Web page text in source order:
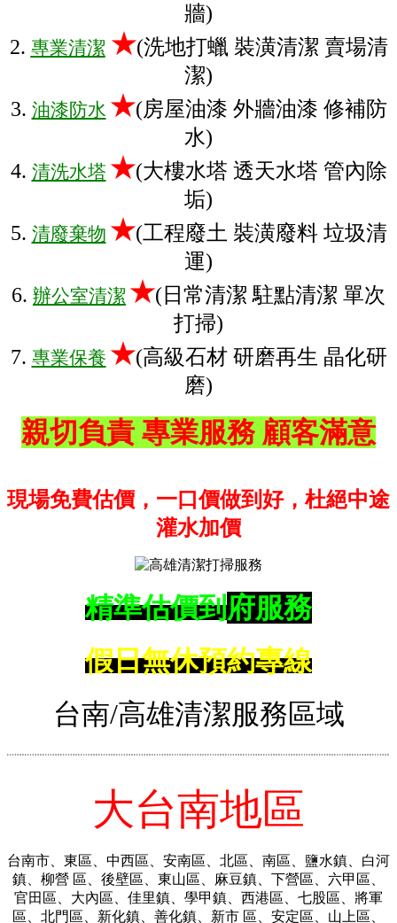
牆)
2. 專業清潔 ★(洗地打蠟 裝潢清潔 賣場清
潔)
3. 油漆防水 ★(房屋油漆 外牆油漆 修補防
水)
4. 清洗水塔 ★(大樓水塔 透天水塔 管內除
垢)
5. 清廢棄物 ★(工程廢土 裝潢廢料 垃圾清
運)
6. 辦公室清潔 ★(日常清潔 駐點清潔 單次
打掃)
7. 專業保養 ★(高級石材 研磨再生 晶化研
磨)
親切負責 專業服務 顧客滿意
現場免費估價，一口價做到好，杜絕中途
灌水加價
精準估價到府服務
假日無休預約專線
台南/高雄清潔服務區域
大台南地區
台南市、東區、中西區、安南區、北區、南區、鹽水鎮、白河
鎮、柳營 區、後壁區、東山區、麻豆鎮、下營區、六甲區、
官田區、大內區、佳里鎮、學甲鎮、西港區、七股區、將軍
區、北門區、新化鎮、善化鎮、新市 區、安定區、山上區、